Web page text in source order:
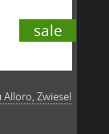
sale
Zwiesel